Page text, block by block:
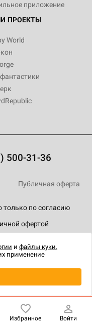
приложение
ПРОЕКТЫ
World
500-31-36
только по согласию
офертой
Публичная оферта
Избранное Войти
и файлы куки.
применение